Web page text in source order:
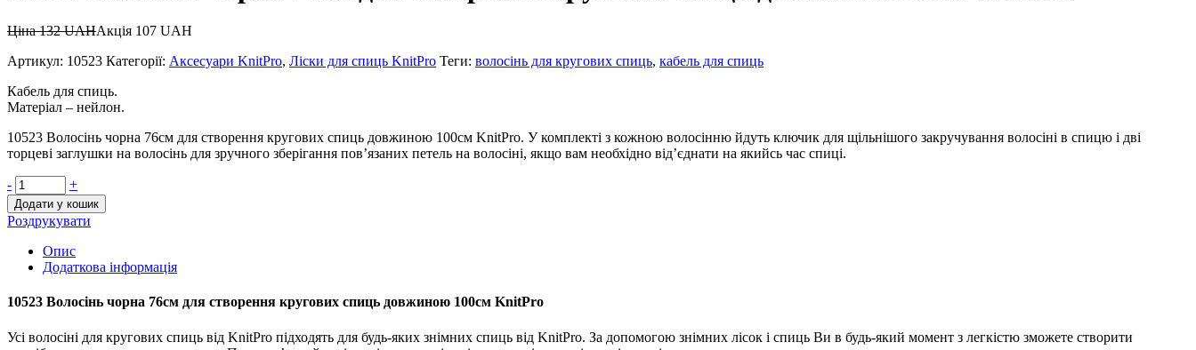
Ціна132UAHАкція 107 UAH
Артикул: 10523 Категорії: Аксесуари KnitPro, Ліски для спиць KnitPro Теги: волосінь для кругових спиць, кабель для спиць
Кабель для спиць.
Матеріал – нейлон.
10523 Волосінь чорна 76см для створення кругових спиць довжиною 100см KnitPro. У комплекті з кожною волосінню йдуть ключик для щільнішого закручування волосіні в спицю і дві
торцеві заглушки на волосінь для зручного зберігання пов’язаних петель на волосіні, якщо вам необхідно від’єднати на якийсь час спиці.
- +
Додати у кошик
Роздрукувати
Опис
Додаткова інформація
10523 Волосінь чорна 76см для створення кругових спиць довжиною 100см KnitPro
Усі волосіні для кругових спиць від KnitPro підходять для будь-яких знімних спиць від KnitPro. За допомогою знімних лісок і спиць Ви в будь-який момент з легкістю зможете створити